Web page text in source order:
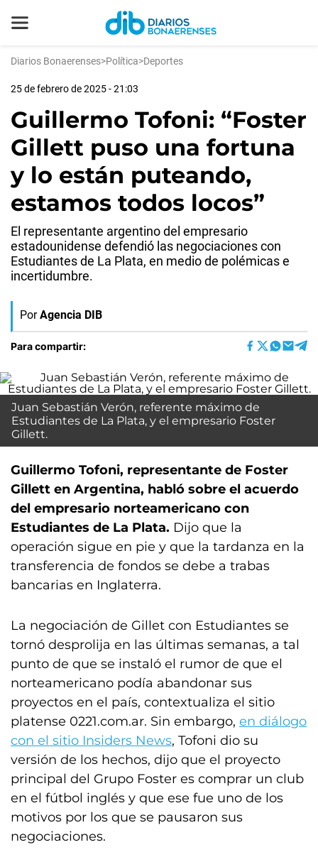
Diarios Bonaerenses>Política>Deportes
25 de febrero de 2025 - 21:03
Guillermo Tofoni: “Foster
Gillett puso una fortuna
y lo están puteando,
estamos todos locos”
El representante argentino del empresario
estadounidense defendió las negociaciones con
Estudiantes de La Plata, en medio de polémicas e
incertidumbre.
Por Agencia DIB
Para compartir:
Juan Sebastián Verón, referente máximo de
Estudiantes de La Plata, y el empresario Foster
Gillett.
Guillermo Tofoni, representante de Foster
Gillett en Argentina, habló sobre el acuerdo
del empresario norteamericano con
Estudiantes de La Plata. Dijo que la
operación sigue en pie y que la tardanza en la
transferencia de fondos se debe a trabas
bancarias en Inglaterra.
La negociación de Gillet con Estudiantes se
tornó desprolija en las últimas semanas, a tal
punto de que se instaló el rumor de que el
norteamericano podía abandonar sus
proyectos en el país, contextualiza el sitio
platense 0221.com.ar. Sin embargo, en diálogo
con el sitio Insiders News, Tofoni dio su
versión de los hechos, dijo que el proyecto
principal del Grupo Foster es comprar un club
en el fútbol inglés y que ese fue uno de los
motivos por los que se pausaron sus
negociaciones.